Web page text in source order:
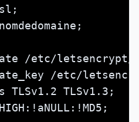
/etc/
/etc/
TLSv1.2 TLSv1.3;